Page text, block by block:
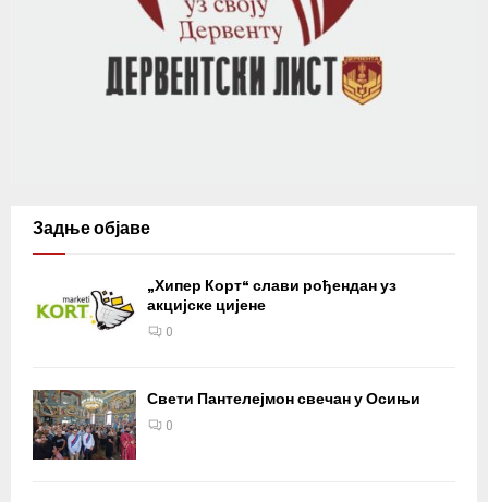
Задње објаве
„Хипер Корт“ слави рођендан уз
акцијске цијене
0
Свети Пантелејмон свечан у Осињи
0